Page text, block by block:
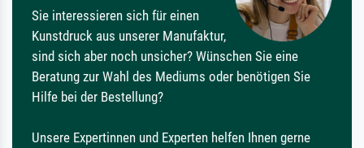
Sie interessieren sich für einen
Kunstdruck aus unserer Manufaktur,
sind sich aber noch unsicher? Wünschen Sie eine
Beratung zur Wahl des Mediums oder benötigen Sie
Hilfe bei der Bestellung?
Unsere Expertinnen und Experten helfen Ihnen gerne